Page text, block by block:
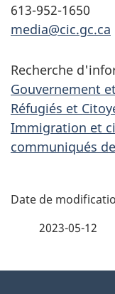
613-952-1650
media@cic.gc.ca
Recherche
Gouvernement
Réfugiés et
Immigration et
communiqués
D
2023-05-12